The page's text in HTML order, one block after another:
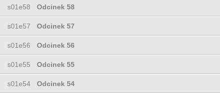
s01e58 Odcinek 58
s01e57 Odcinek 57
s01e56 Odcinek 56
s01e55 Odcinek 55
s01e54 Odcinek 54